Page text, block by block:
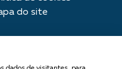
do site